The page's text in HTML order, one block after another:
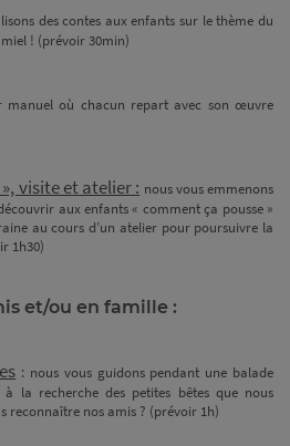
des contes aux enfants sur le thème du
! (prévoir 30min)
où chacun repart avec son œuvre
visite et atelier : nous vous emmenons
aux enfants « comment ça pousse »
au cours d’un atelier pour poursuivre la
1h30)
et/ou en famille :
: nous vous guidons pendant une balade
la recherche des petites bêtes que nous
reconnaître nos amis ? (prévoir 1h)